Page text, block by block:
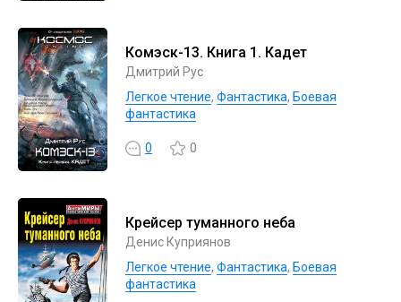
Комэск-13. Книга 1. Кадет
Дмитрий Рус
Легкое чтение, Фантастика, Боевая
фантастика
0 0
Крейсер туманного неба
Денис Куприянов
Легкое чтение, Фантастика, Боевая
фантастика